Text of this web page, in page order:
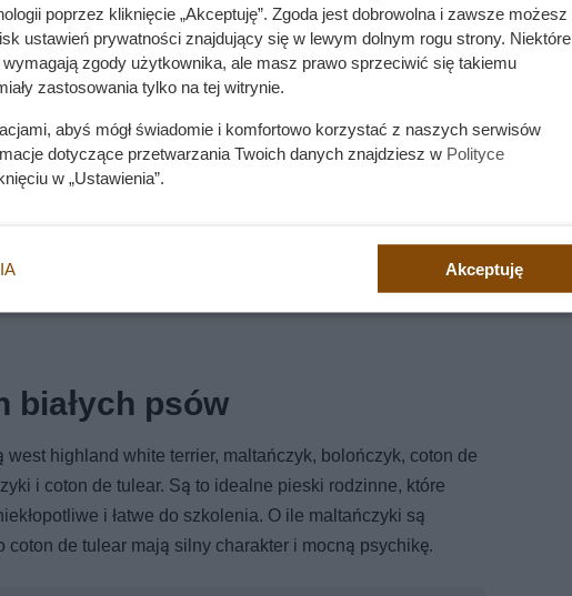
białych psów
highland white terrier, maltańczyk, bolończyk, coton de
i coton de tulear. Są to idealne pieski rodzinne, które
i łatwe do szkolenia. O ile maltańczyki są
de tulear mają silny charakter i mocną psychikę.
poprzez kliknięcie „Akceptuję”. Zgoda jest dobrowolna i zawsze możesz
ustawień prywatności znajdujący się w lewym dolnym rogu strony. Niektóre
zgody użytkownika, ale masz prawo sprzeciwić się takiemu
zastosowania tylko na tej witrynie.
abyś mógł świadomie i komfortowo korzystać z naszych serwisów
dotyczące przetwarzania Twoich danych znajdziesz w Polityce
w „Ustawienia”.
Akceptuję